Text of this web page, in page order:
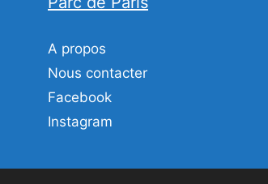
A propos
Nous contacter
Facebook
Instagram